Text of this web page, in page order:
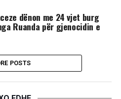
dënon me 24 vjet burg
Ruanda për gjenocidin e
POSTS